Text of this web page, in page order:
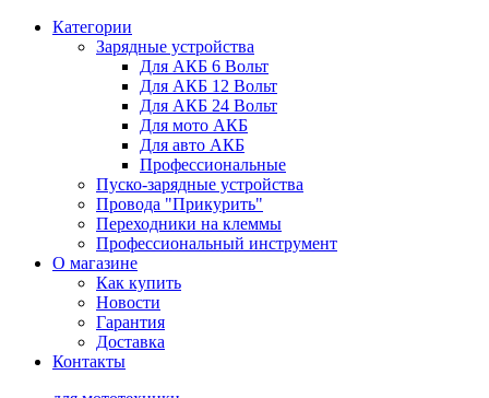
Категории
Зарядные устройства
Для АКБ 6 Вольт
Для АКБ 12 Вольт
Для АКБ 24 Вольт
Для мото АКБ
Для авто АКБ
Профессиональные
Пуско-зарядные устройства
Провода "Прикурить"
Переходники на клеммы
Профессиональный инструмент
О магазине
Как купить
Новости
Гарантия
Доставка
Контакты